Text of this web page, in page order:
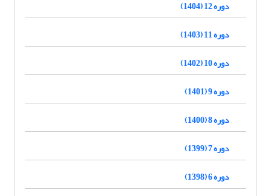
دوره 12 (1404)
دوره 11 (1403)
دوره 10 (1402)
دوره 9 (1401)
دوره 8 (1400)
دوره 7 (1399)
دوره 6 (1398)